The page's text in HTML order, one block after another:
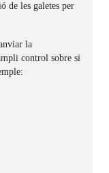
de les galetes per
la
control sobre si